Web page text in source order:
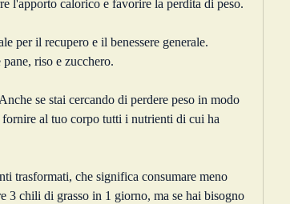
l'apporto calorico e favorire la perdita di peso.
per il recupero e il benessere generale.
riso e zucchero.
se stai cercando di perdere peso in modo
al tuo corpo tutti i nutrienti di cui ha
trasformati, che significa consumare meno
3 chili di grasso in 1 giorno, ma se hai bisogno